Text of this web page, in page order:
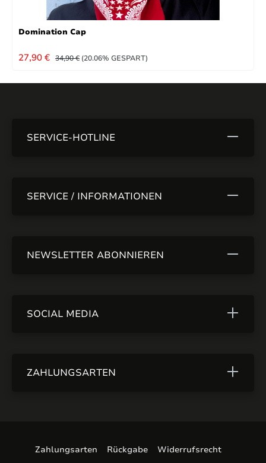
Domination Cap
VERKAUFSPREIS:
27,90 € REGULÄRER PREIS:
34,90 € (20.06% GESPART)
SERVICE-HOTLINE
SERVICE / INFORMATIONEN
NEWSLETTER ABONNIEREN
SOCIAL MEDIA
ZAHLUNGSARTEN
Zahlungsarten Rückgabe
Widerrufsrecht